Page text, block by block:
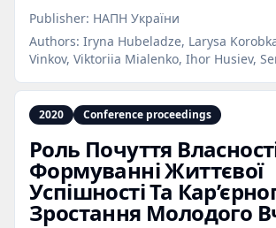
Publisher: НАПН України
Authors: Iryna Hubeladze, Larysa
Vinkov, Viktoriia Mialenko, Ihor Husiev,
2020 Conference proceedings
Роль Почуття
Формуванні Життєвої
Успішності Та
Зростання Молодого